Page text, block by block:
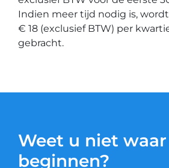
Indien meer tijd nodig is,
€ 18 (exclusief BTW) per
gebracht.
Weet u niet
beginnen?